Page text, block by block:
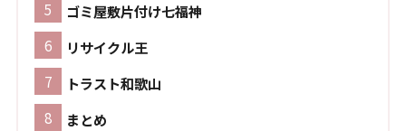
ゴミ屋敷片付け七福神
リサイクル王
トラスト和歌山
まとめ